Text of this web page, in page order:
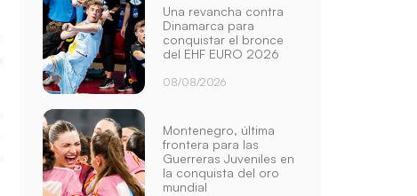
Una revancha contra
Dinamarca para
conquistar el bronce
del EHF EURO 2026
08/08/2026
Montenegro, última
frontera para las
Guerreras Juveniles en
la conquista del oro
mundial